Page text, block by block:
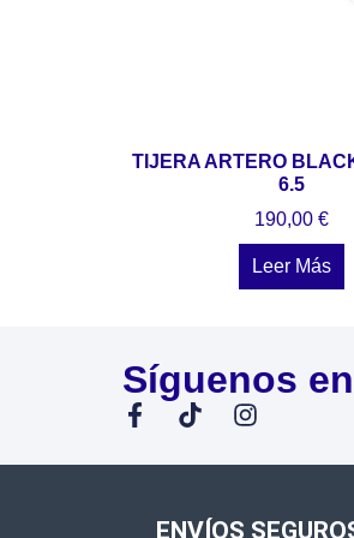
TIJERA ARTERO
6.5
190,00 €
Leer Más
Síguenos
ENVÍOS